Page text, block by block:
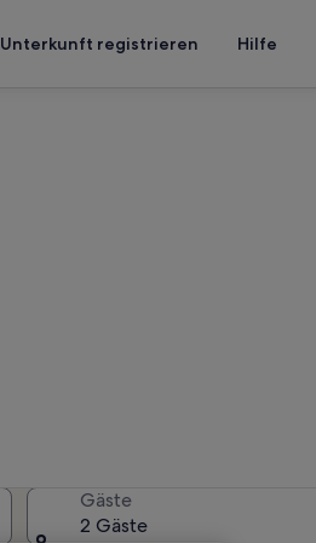
Unterkunft registrieren Hilfe
Gäste
2 Gäste